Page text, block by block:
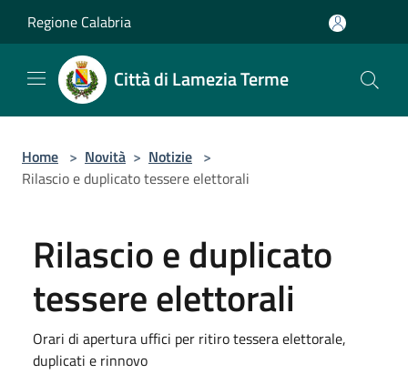
Regione Calabria
Città di Lamezia Terme
Home > Novità > Notizie >
Rilascio e duplicato tessere elettorali
Rilascio e duplicato
tessere elettorali
Orari di apertura uffici per ritiro tessera elettorale,
duplicati e rinnovo